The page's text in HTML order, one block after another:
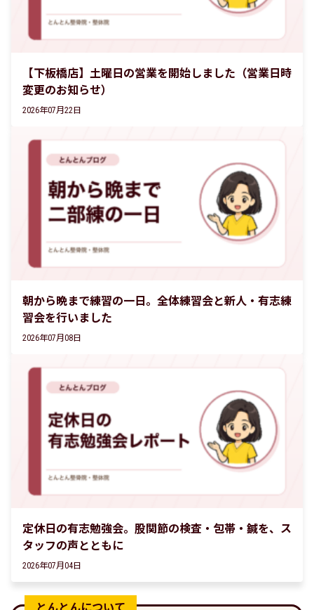
【下板橋店】土曜日の営業を開始しました（営業日時
変更のお知らせ）
2026年07月22日
朝から晩まで練習の一日。全体練習会と新人・有志練
習会を行いました
2026年07月08日
定休日の有志勉強会。股関節の検査・包帯・鍼を、ス
タッフの声とともに
2026年07月04日